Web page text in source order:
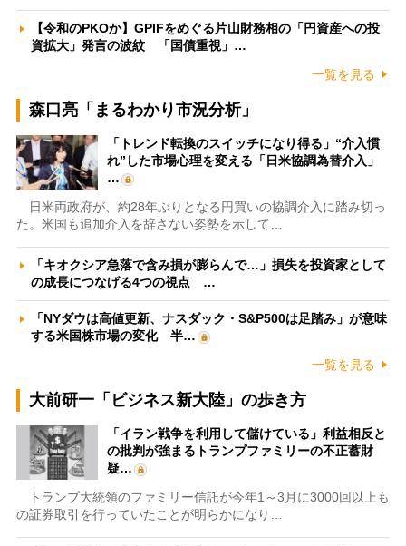
【令和のPKOか】GPIFをめぐる片山財務相の「円資産への投
資拡大」発言の波紋 「国債重視」…
一覧を見る
森口亮「まるわかり市況分析」
「トレンド転換のスイッチになり得る」“介入慣
れ”した市場心理を変える「日米協調為替介入」
…
日米両政府が、約28年ぶりとなる円買いの協調介入に踏み切っ
た。米国も追加介入を辞さない姿勢を示して…
「キオクシア急落で含み損が膨らんで…」損失を投資家として
の成長につなげる4つの視点 …
「NYダウは高値更新、ナスダック・S&P500は足踏み」が意味
する米国株市場の変化 半…
一覧を見る
大前研一「ビジネス新大陸」の歩き方
「イラン戦争を利用して儲けている」利益相反と
の批判が強まるトランプファミリーの不正蓄財
疑…
トランプ大統領のファミリー信託が今年1～3月に3000回以上も
の証券取引を行っていたことが明らかになり…